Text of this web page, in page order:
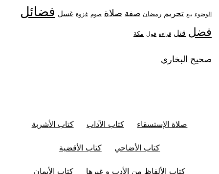
الوضوء بيع تحريم رمضان صفة صلاة صوم غزوة غسل فضائل
فضل قتل قراءة قول مكة
صحيح البخاري
صلاة الإستسقاء كتاب الآداب كتاب الأشربة
كتاب الأضاحي كتاب الأقضية
كتاب الألفاظ من الأدب و غيرها كتاب الأيمان